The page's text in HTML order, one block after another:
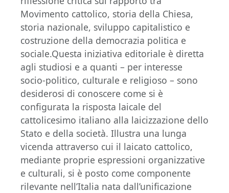
Movimento cattolico, storia della Chiesa,
storia nazionale, sviluppo capitalistico e
costruzione della democrazia politica e
sociale.Questa iniziativa editoriale è diretta
agli studiosi e a quanti – per interesse
socio-politico, culturale e religioso – sono
desiderosi di conoscere come si è
configurata la risposta laicale del
cattolicesimo italiano alla laicizzazione dello
Stato e della società. Illustra una lunga
vicenda attraverso cui il laicato cattolico,
mediante proprie espressioni organizzative
e culturali, si è posto come componente
rilevante nell’Italia nata dall’unificazione